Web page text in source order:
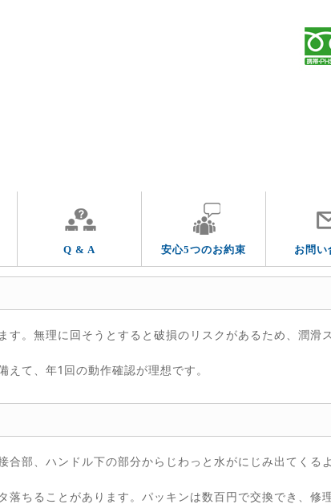
Q & A 安心5つのお約束 お問い
ANSWER
。無理に回そうとすると破損のリスクがあるため、潤滑
て、年1回の動作確認が理想です。
部、ハンドル下の部分からじわっと水がにじみ出てくる
ちることがあります。パッキンは数百円で交換でき、修